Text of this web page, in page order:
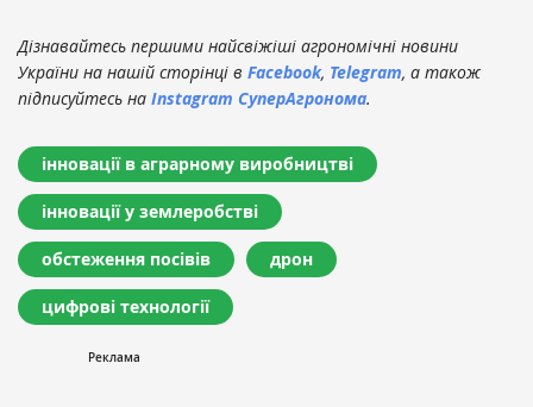
Дізнавайтесь першими найсвіжіші агрономічні новини
України на нашій сторінці в Facebook, Telegram, а також
підписуйтесь на Instagram СуперАгронома.
інновації в аграрному виробництві
інновації у землеробстві
обстеження посівів дрон
цифрові технології